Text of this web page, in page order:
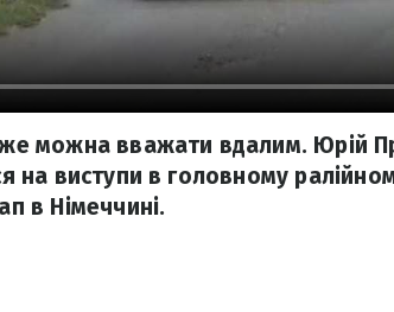
можна вважати вдалим. Юрій
на виступи в головному
в Німеччині.